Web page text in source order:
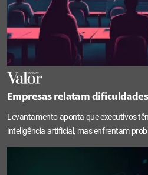
Empresas relatam
Levantamento aponta que executivos
inteligência artificial, mas enfrentam